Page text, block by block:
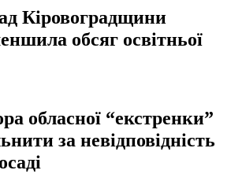
Кіровоградщини
обсяг освітньої
обласної “екстренки”
за невідповідність